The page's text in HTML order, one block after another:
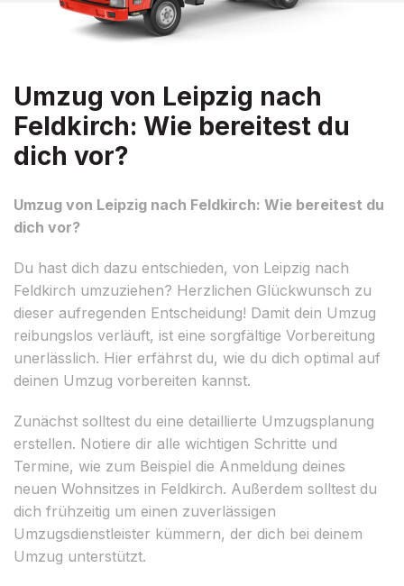
Umzug von Leipzig nach
Feldkirch: Wie bereitest du
dich vor?
Umzug von Leipzig nach Feldkirch: Wie bereitest du
dich vor?
Du hast dich dazu entschieden, von Leipzig nach
Feldkirch umzuziehen? Herzlichen Glückwunsch zu
dieser aufregenden Entscheidung! Damit dein Umzug
reibungslos verläuft, ist eine sorgfältige Vorbereitung
unerlässlich. Hier erfährst du, wie du dich optimal auf
deinen Umzug vorbereiten kannst.
Zunächst solltest du eine detaillierte Umzugsplanung
erstellen. Notiere dir alle wichtigen Schritte und
Termine, wie zum Beispiel die Anmeldung deines
neuen Wohnsitzes in Feldkirch. Außerdem solltest du
dich frühzeitig um einen zuverlässigen
Umzugsdienstleister kümmern, der dich bei deinem
Umzug unterstützt.